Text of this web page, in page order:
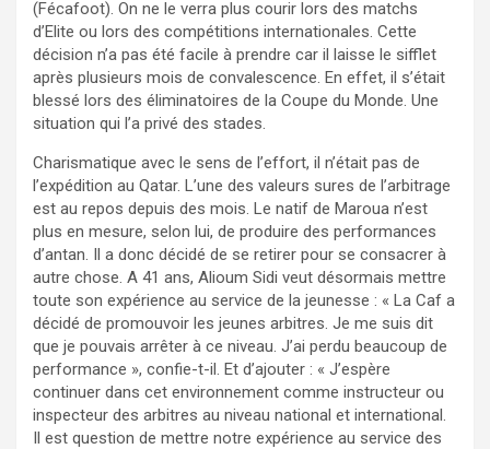
(Fécafoot). On ne le verra plus courir lors des matchs
d’Elite ou lors des compétitions internationales. Cette
décision n’a pas été facile à prendre car il laisse le sifflet
après plusieurs mois de convalescence. En effet, il s’était
blessé lors des éliminatoires de la Coupe du Monde. Une
situation qui l’a privé des stades.
Charismatique avec le sens de l’effort, il n’était pas de
l’expédition au Qatar. L’une des valeurs sures de l’arbitrage
est au repos depuis des mois. Le natif de Maroua n’est
plus en mesure, selon lui, de produire des performances
d’antan. Il a donc décidé de se retirer pour se consacrer à
autre chose. A 41 ans, Alioum Sidi veut désormais mettre
toute son expérience au service de la jeunesse : « La Caf a
décidé de promouvoir les jeunes arbitres. Je me suis dit
que je pouvais arrêter à ce niveau. J’ai perdu beaucoup de
performance », confie-t-il. Et d’ajouter : « J’espère
continuer dans cet environnement comme instructeur ou
inspecteur des arbitres au niveau national et international.
Il est question de mettre notre expérience au service des